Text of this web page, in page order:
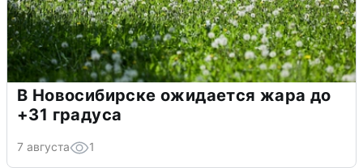
В Новосибирске ожидается жара до
+31 градуса
7 августа 1